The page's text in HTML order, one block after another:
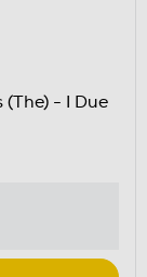
(The) - I Due